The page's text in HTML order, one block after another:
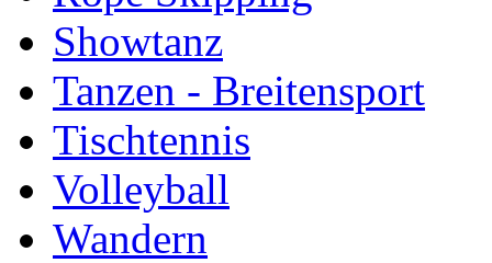
Showtanz
Tanzen - Breitensport
Tischtennis
Volleyball
Wandern